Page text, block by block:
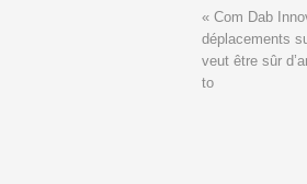
Pour chaque déplacement ou l’on